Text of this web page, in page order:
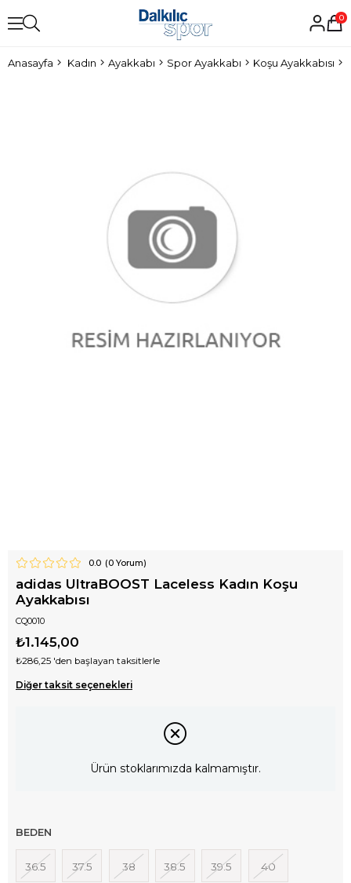
0
Anasayfa Kadın Ayakkabı Spor Ayakkabı Koşu Ayakkabısı
0.0 (0Yorum)
adidas UltraBOOST Laceless Kadın Koşu
Ayakkabısı
CQ0010
₺1.145,00
₺286,25 'den başlayan taksitlerle
Diğer taksit seçenekleri
Ürün stoklarımızda kalmamıştır.
BEDEN
36.5 37.5 38 38.5 39.5 40